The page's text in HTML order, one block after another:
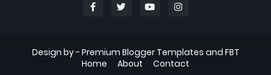
Design by - Premium Blogger Templates and FBT
Home
About Contact